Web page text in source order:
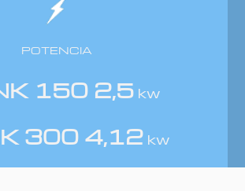
POTENCIA
150 2,5kw
300 4,12kw